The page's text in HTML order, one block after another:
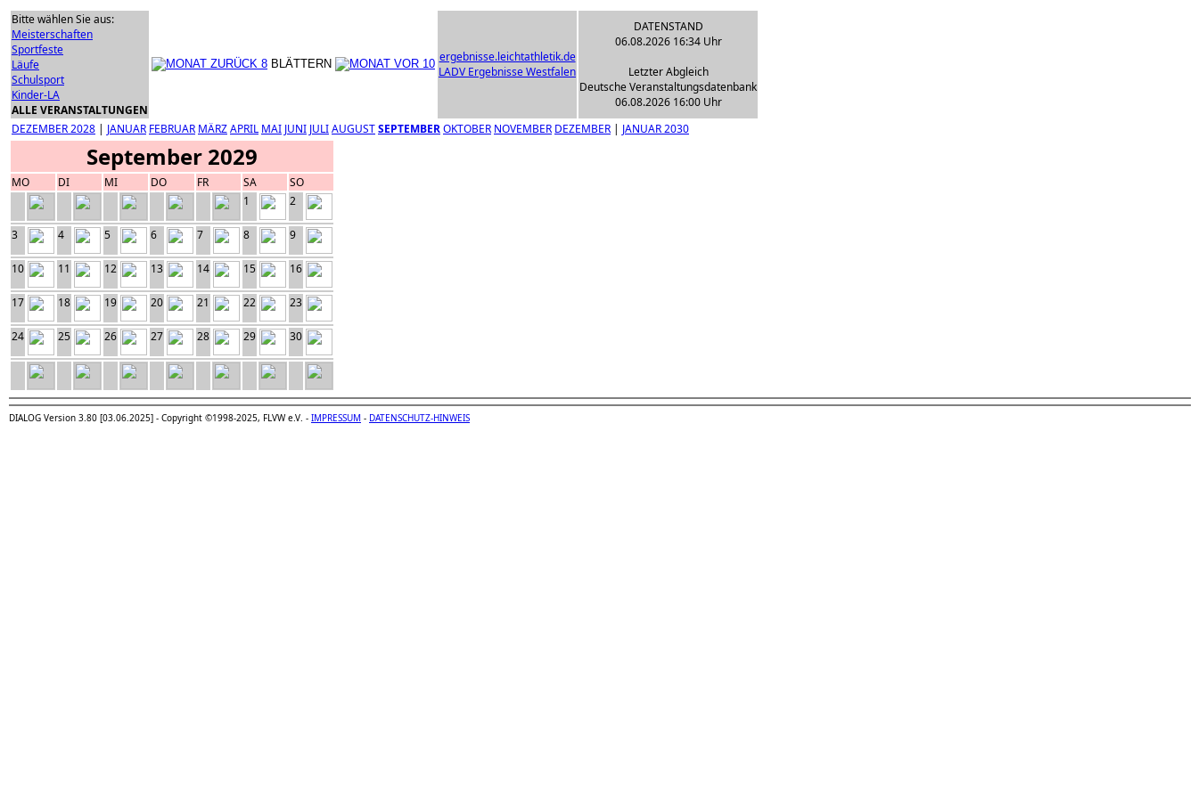
Bitte wählen Sie aus:
Meisterschaften
Sportfeste
Läufe
Schulsport
Kinder-LA
ALLE VERANSTALTUNGEN
BLÄTTERN
ergebnisse.leichtathletik.de
LADV Ergebnisse Westfalen
DATENSTAND
06.08.2026 16:34 Uhr
Letzter Abgleich
Deutsche Veranstaltungsdatenbank
06.08.2026 16:00 Uhr
DEZEMBER 2028 | JANUAR FEBRUAR MÄRZAPRIL MAI JUNI JULIAUGUSTSEPTEMBEROKTOBER NOVEMBER DEZEMBER | JANUAR 2030
September 2029
MO DI MI DO FR SA
SO
1
2
3 4 5 6 7 8 9
10 11 12 13 14 15 16
17 18 19 20 21 22 23
24 25 26 27 28 29 30
DIALOG Version 3.80 [03.06.2025] - Copyright ©1998-2025, FLVW e.V. - IMPRESSUM - DATENSCHUTZ-HINWEIS